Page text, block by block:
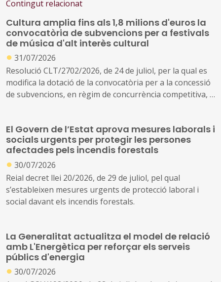
Contingut relacionat
Cultura amplia fins als 1,8 milions d'euros la
convocatòria de subvencions per a festivals
de música d'alt interès cultural
● 31/07/2026
Resolució CLT/2702/2026, de 24 de juliol, per la qual es
modifica la dotació de la convocatòria per a la concessió
de subvencions, en règim de concurrència competitiva, a
El Govern de l’Estat aprova mesures laborals i
socials urgents per protegir les persones
afectades pels incendis forestals
● 30/07/2026
Reial decret llei 20/2026, de 29 de juliol, pel qual
s’estableixen mesures urgents de protecció laboral i
social davant els incendis forestals.
La Generalitat actualitza el model de relació
amb L'Energètica per reforçar els serveis
públics d'energia
● 30/07/2026